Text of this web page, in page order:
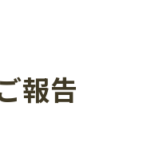
報告